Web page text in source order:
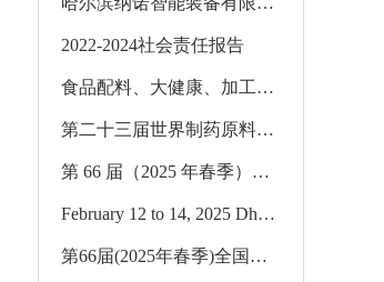
2022-2024社会责任报告
食品配料、大健康、加工包装系列展
第二十三届世界制药原料中国展 第十八届世界制药机械、包装设备与材料中国展
第 66 届（2025 年春季）全国制药机械博览会暨 2025（春季）中国国际制药机械博览会
February 12 to 14, 2025 Dhaka BANGLADESH NANO Booth No. 1312
第66届(2025年春季)全国制药机械博览会2025(春季)中国国际制药机械博览会 重庆国际博览中心